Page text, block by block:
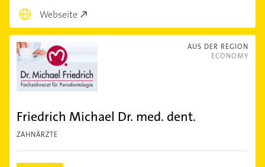
Webseite
AUS DER REGION
ECONOMY
Friedrich Michael Dr. med. dent.
ZAHNÄRZTE